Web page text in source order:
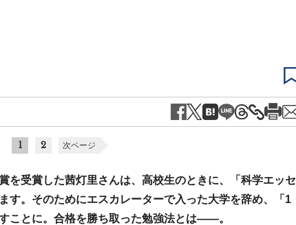
1 2 次ページ
を受賞した茜灯里さんは、高校生のときに、「科学エッセ
す。そのためにエスカレーターで入った大学を辞め、「1
ことに。合格を勝ち取った勉強法とは――。